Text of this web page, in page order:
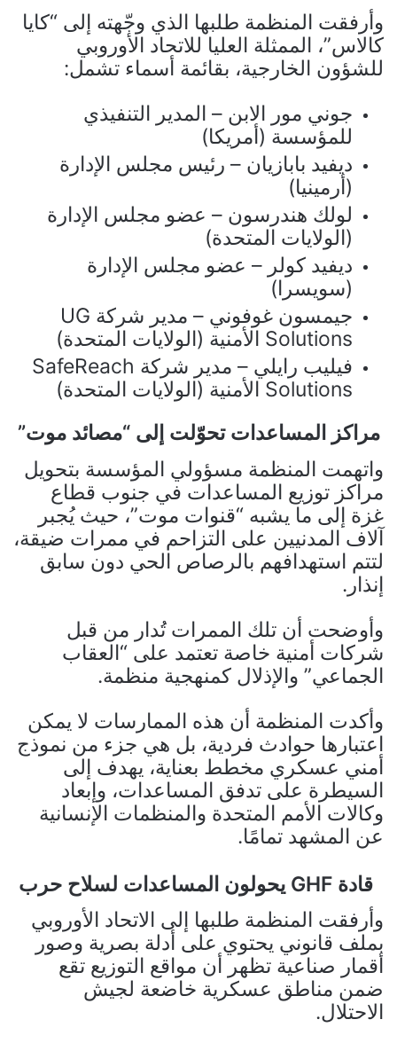
وأرفقت المنظمة طلبها الذي وجّهته إلى “كايا
كالاس”، الممثلة العليا للاتحاد الأوروبي
للشؤون الخارجية، بقائمة أسماء تشمل:
جوني مور الابن – المدير التنفيذي
للمؤسسة (أمريكا)
ديفيد بابازيان – رئيس مجلس الإدارة
(أرمينيا)
لولك هندرسون – عضو مجلس الإدارة
(الولايات المتحدة)
ديفيد كولر – عضو مجلس الإدارة
(سويسرا)
جيمسون غوفوني – مدير شركة UG
Solutions الأمنية (الولايات المتحدة)
فيليب رايلي – مدير شركة SafeReach
Solutions الأمنية (الولايات المتحدة)
مراكز المساعدات تحوّلت إلى “مصائد موت”
واتهمت المنظمة مسؤولي المؤسسة بتحويل
مراكز توزيع المساعدات في جنوب قطاع
غزة إلى ما يشبه “قنوات موت”، حيث يُجبر
آلاف المدنيين على التزاحم في ممرات ضيقة،
لتتم استهدافهم بالرصاص الحي دون سابق
إنذار.
وأوضحت أن تلك الممرات تُدار من قبل
شركات أمنية خاصة تعتمد على “العقاب
الجماعي” والإذلال كمنهجية منظمة.
وأكدت المنظمة أن هذه الممارسات لا يمكن
اعتبارها حوادث فردية، بل هي جزء من نموذج
أمني عسكري مخطط بعناية، يهدف إلى
السيطرة على تدفق المساعدات، وإبعاد
وكالات الأمم المتحدة والمنظمات الإنسانية
عن المشهد تمامًا.
قادة GHF يحولون المساعدات لسلاح حرب
وأرفقت المنظمة طلبها إلى الاتحاد الأوروبي
بملف قانوني يحتوي على أدلة بصرية وصور
أقمار صناعية تظهر أن مواقع التوزيع تقع
ضمن مناطق عسكرية خاضعة لجيش
الاحتلال.